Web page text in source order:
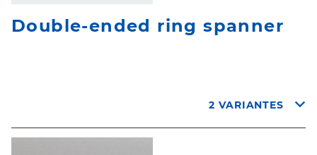
Double-ended ring spanner
2 VARIANTES